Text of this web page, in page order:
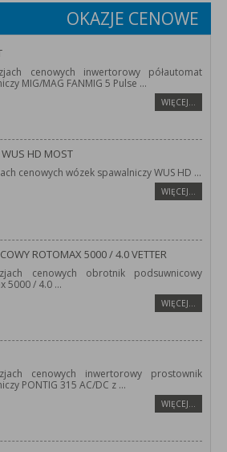
OKAZJE CENOWE
cenowych inwertorowy półautomat
MIG/MAG FANMIG 5 Pulse ...
WIĘCEJ…
HD MOST
cenowych wózek spawalniczy WUS HD ...
WIĘCEJ…
ROTOMAX 5000 / 4.0 VETTER
cenowych obrotnik podsuwnicowy
5000 / 4.0 ...
WIĘCEJ…
cenowych inwertorowy prostownik
PONTIG 315 AC/DC z ...
WIĘCEJ…